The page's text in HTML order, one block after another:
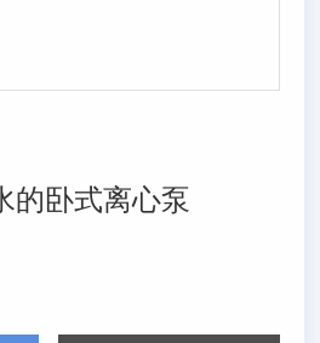
的卧式离心泵